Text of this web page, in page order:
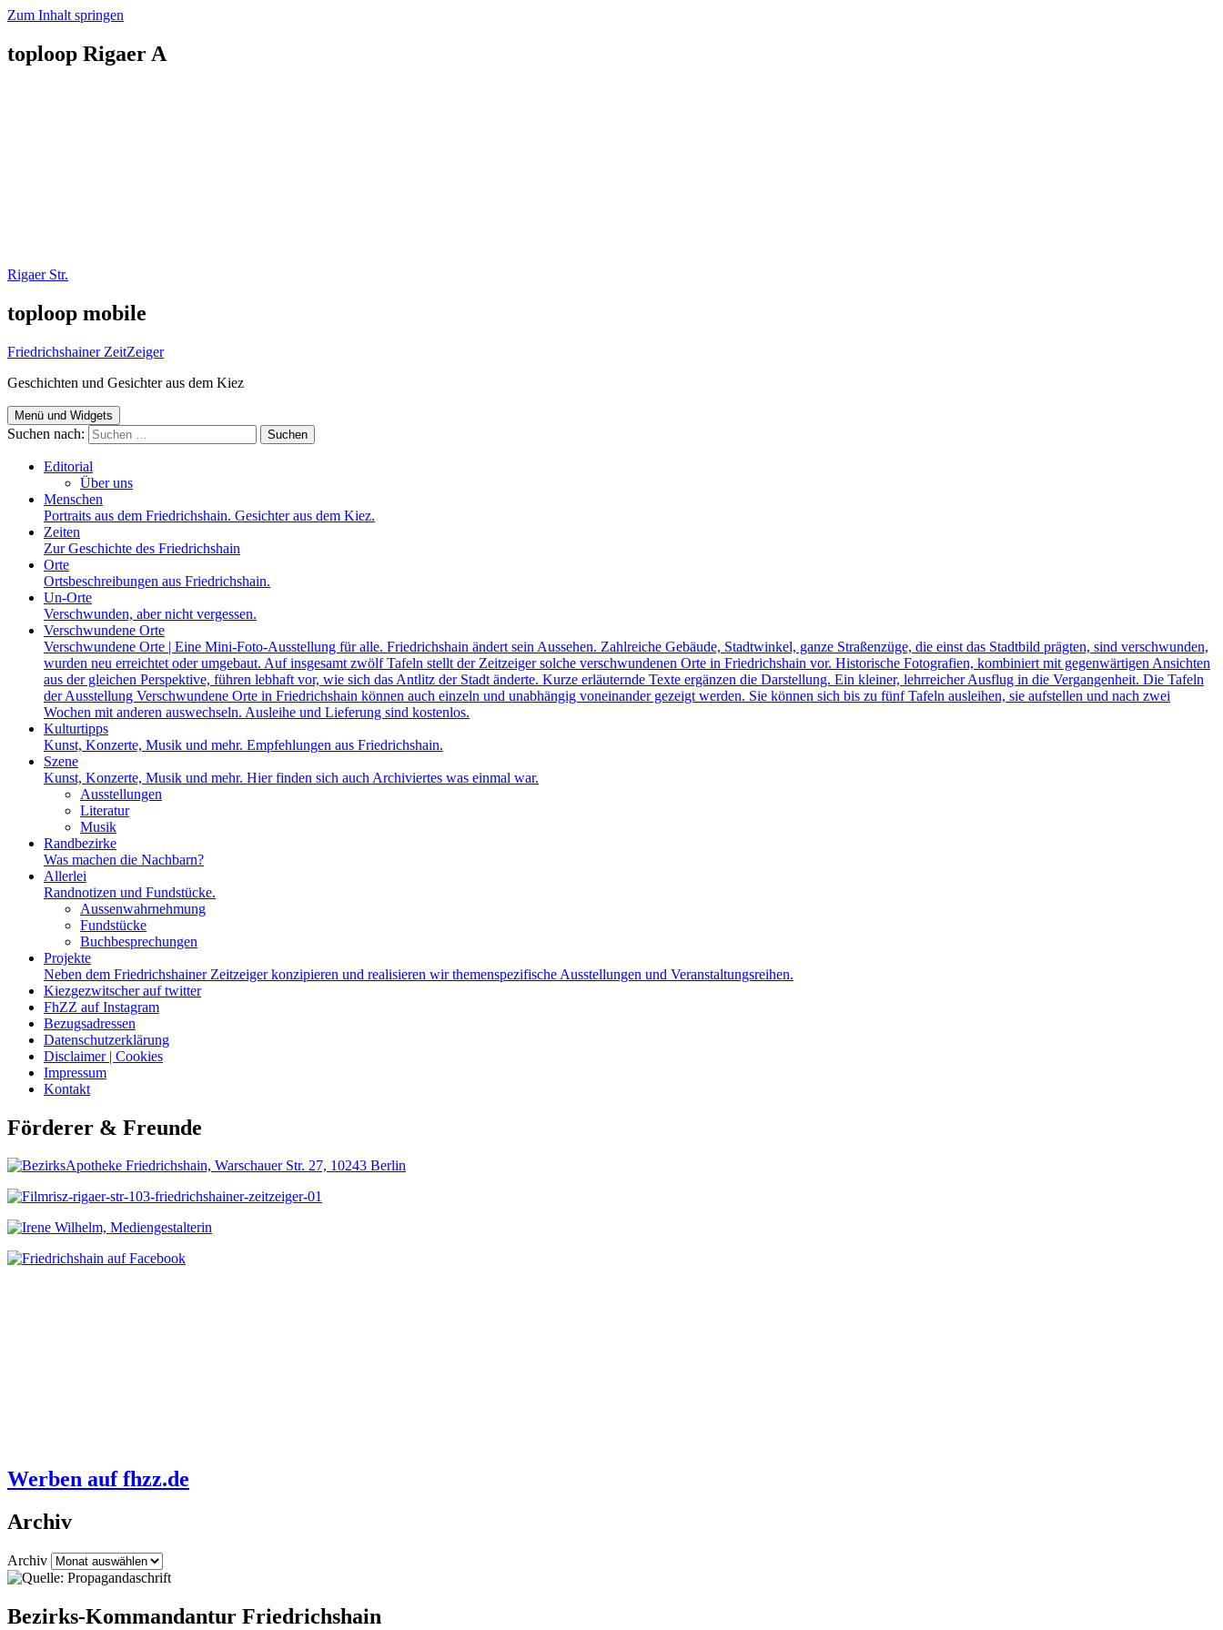
Zum Inhalt springen
toploop Rigaer A
Rigaer Str.
toploop mobile
Friedrichshainer ZeitZeiger
Geschichten und Gesichter aus dem Kiez
Menü und Widgets
Suchen nach:
Editorial
Über uns
Menschen
Portraits aus dem Friedrichshain. Gesichter aus dem Kiez.
Zeiten
Zur Geschichte des Friedrichshain
Orte
Ortsbeschreibungen aus Friedrichshain.
Un-Orte
Verschwunden, aber nicht vergessen.
Verschwundene Orte
Verschwundene Orte | Eine Mini-Foto-Ausstellung für alle. Friedrichshain ändert sein Aussehen. Zahlreiche Gebäude, Stadtwinkel, ganze Straßenzüge, die einst das Stadtbild prägten, sind verschwunden,
wurden neu erreichtet oder umgebaut. Auf insgesamt zwölf Tafeln stellt der Zeitzeiger solche verschwundenen Orte in Friedrichshain vor. Historische Fotografien, kombiniert mit gegenwärtigen Ansichten
aus der gleichen Perspektive, führen lebhaft vor, wie sich das Antlitz der Stadt änderte. Kurze erläuternde Texte ergänzen die Darstellung. Ein kleiner, lehrreicher Ausflug in die Vergangenheit. Die Tafeln
der Ausstellung Verschwundene Orte in Friedrichshain können auch einzeln und unabhängig voneinander gezeigt werden. Sie können sich bis zu fünf Tafeln ausleihen, sie aufstellen und nach zwei
Wochen mit anderen auswechseln. Ausleihe und Lieferung sind kostenlos.
Kulturtipps
Kunst, Konzerte, Musik und mehr. Empfehlungen aus Friedrichshain.
Szene
Kunst, Konzerte, Musik und mehr. Hier finden sich auch Archiviertes was einmal war.
Ausstellungen
Literatur
Musik
Randbezirke
Was machen die Nachbarn?
Allerlei
Randnotizen und Fundstücke.
Aussenwahrnehmung
Fundstücke
Buchbesprechungen
Projekte
Neben dem Friedrichshainer Zeitzeiger konzipieren und realisieren wir themenspezifische Ausstellungen und Veranstaltungsreihen.
Kiezgezwitscher auf twitter
FhZZ auf Instagram
Bezugsadressen
Datenschutzerklärung
Disclaimer | Cookies
Impressum
Kontakt
Förderer & Freunde
Werben auf fhzz.de
Archiv
Archiv
Bezirks-Kommandantur Friedrichshain